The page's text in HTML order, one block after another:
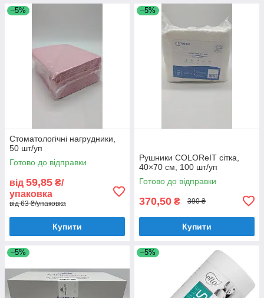
–5%
Стоматологічні нагрудники,
50 шт/уп
Готово до відправки
від 59,85 ₴/
упаковка
від 63 ₴/упаковка
Купити
–5%
​​​​​​​Рушники COLOReIT сітка,
40×70 см, 100 шт/уп
Готово до відправки
370,50 ₴ 390 ₴
Купити
–5% –5%